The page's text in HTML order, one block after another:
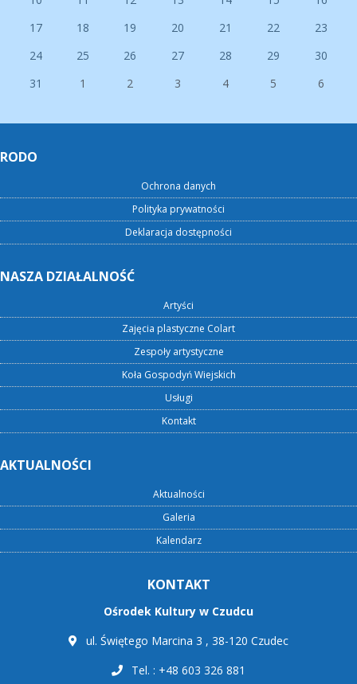
17
18 19 20 21 22
23
24
25 26 27 28 29
30
31
1 2 3 4 5 6
RODO
Ochrona danych
Polityka prywatności
Deklaracja dostępności
NASZA DZIAŁALNOŚĆ
Artyści
Zajęcia plastyczne Colart
Zespoły artystyczne
Koła Gospodyń Wiejskich
Usługi
Kontakt
AKTUALNOŚCI
Aktualności
Galeria
Kalendarz
KONTAKT
Ośrodek Kultury w Czudcu
ul. Świętego Marcina 3 , 38-120 Czudec
Tel. : +48 603 326 881